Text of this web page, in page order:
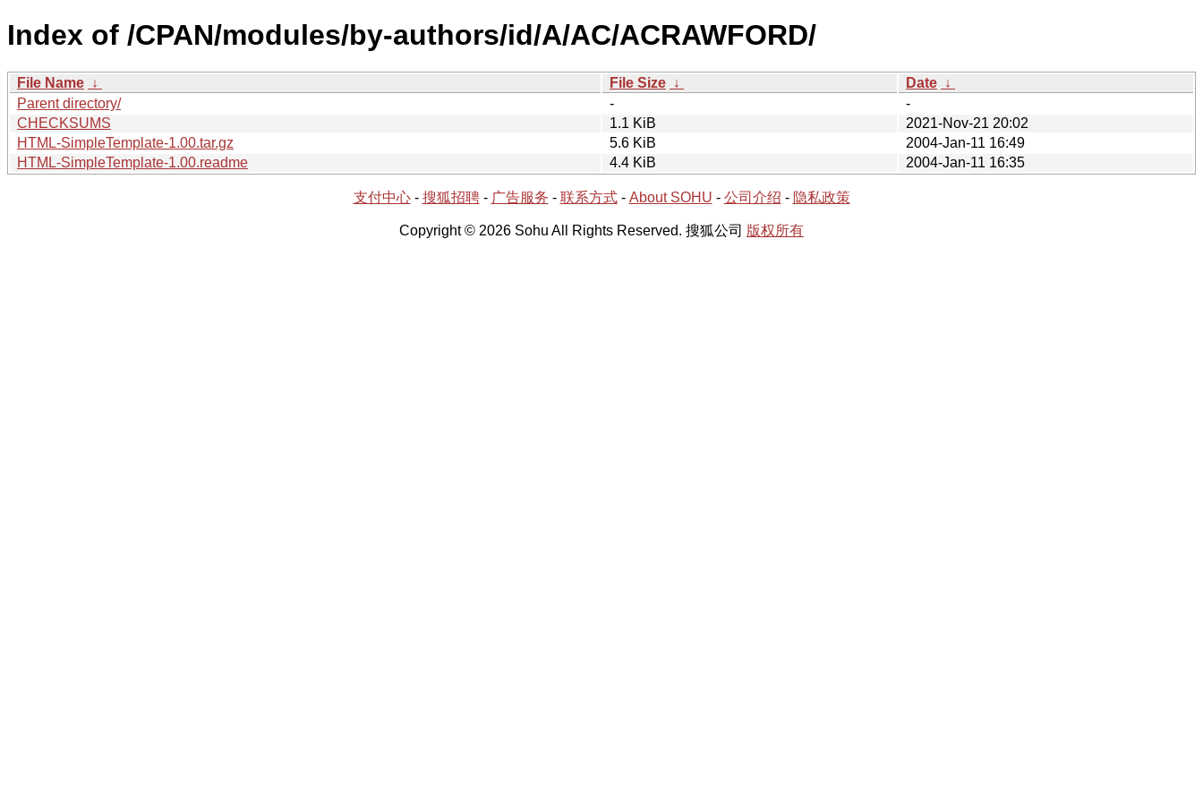
Index of /CPAN/modules/by-authors/id/A/AC/ACRAWFORD/
File Name ↓ File Size ↓ Date ↓
Parent directory/
-
-
CHECKSUMS
1.1 KiB
2021-Nov-21 20:02
HTML-SimpleTemplate-1.00.tar.gz
5.6 KiB
2004-Jan-11 16:49
HTML-SimpleTemplate-1.00.readme
4.4 KiB 2004-Jan-11 16:35
支付中心- 搜狐招聘- 广告服务 - 联系方式- About SOHU - 公司介绍 - 隐私政策
Copyright © 2026 Sohu All Rights Reserved. 搜狐公司 版权所有